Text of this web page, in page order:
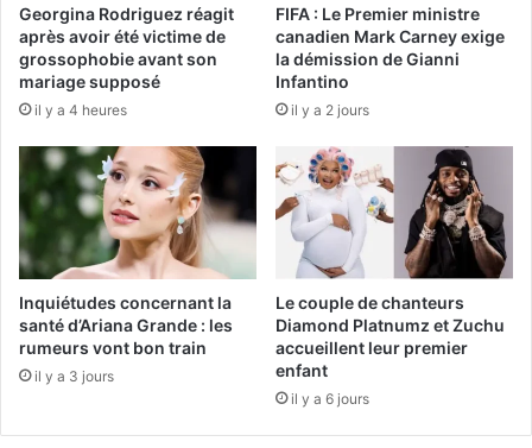
Georgina Rodriguez réagit
après avoir été victime de
grossophobie avant son
mariage supposé
il y a 4 heures
FIFA : Le Premier ministre
canadien Mark Carney exige
la démission de Gianni
Infantino
il y a 2 jours
Inquiétudes concernant la
santé d’Ariana Grande : les
rumeurs vont bon train
il y a 3 jours
Le couple de chanteurs
Diamond Platnumz et Zuchu
accueillent leur premier
enfant
il y a 6 jours